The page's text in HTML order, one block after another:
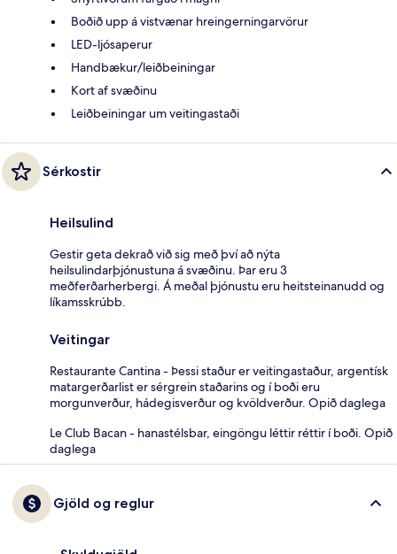
Boðið upp á vistvænar hreingerningarvörur
LED-ljósaperur
Handbækur/leiðbeiningar
Kort af svæðinu
Leiðbeiningar um veitingastaði
Sérkostir
Heilsulind
Gestir geta dekrað við sig með því að nýta
heilsulindarþjónustuna á svæðinu. Þar eru 3
meðferðarherbergi. Á meðal þjónustu eru heitsteinanudd og
líkamsskrúbb.
Veitingar
Restaurante Cantina - Þessi staður er veitingastaður, argentísk
matargerðarlist er sérgrein staðarins og í boði eru
morgunverður, hádegisverður og kvöldverður. Opið daglega
Le Club Bacan - hanastélsbar, eingöngu léttir réttir í boði. Opið
daglega
Gjöld og reglur